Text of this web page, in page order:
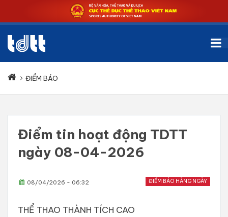
ĐIỂM BÁO
Điểm tin hoạt động TDTT
ngày 08-04-2026
ĐIỂM BÁO HÀNG NGÀY
08/04/2026 - 06:32
THỂ THAO THÀNH TÍCH CAO